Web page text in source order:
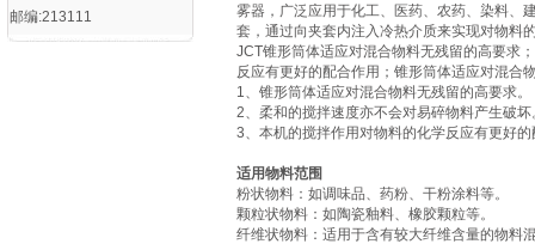
邮编:213111
雾器，广泛应用于化工、医药、农药、染料、
套，通过向夹套内注入冷热介质来实现对物料
JCT锥形筒体适应对混合物料无残留的高要求
反应有更好的配合作用；锥形筒体适应对混合
1、锥形筒体适应对混合物料无残留的高要求。
2、柔和的搅拌速度亦不会对易碎物料产生破坏
3、本机的搅拌作用对物料的化学反应有更好
适用物料范围
‌粉状物料‌：如调味品、药粉、干粉涂料等‌。
‌颗粒状物料‌：如陶瓷釉料、橡胶颗粒等‌。
纤维状物料‌：适用于含有较大纤维含量的物料